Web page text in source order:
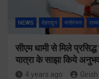
NEWS देहरादून मनोरंजन राज्य
सीएम धामी से मिले
यात्रा के साझा किये
4 years ago